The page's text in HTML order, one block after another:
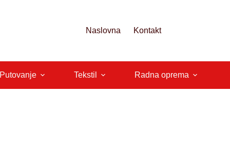
Naslovna
Kontakt
Tekstil Radna oprema